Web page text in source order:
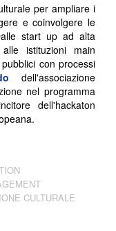
per ampliare i
e coinvolgere le
start up ad alta
istituzioni main
con processi
dell'associazione
nel programma
dell'hackaton
CULTURALE